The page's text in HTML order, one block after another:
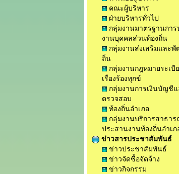
คณะผู้บริหาร
ฝ่ายบริหารทั่วไป
กลุ่มงานมาตรฐานการ
งานบุคคลส่วนท้องถิ่น
กลุ่มงานส่งเสริมและ
ถิ่น
กลุ่มงานกฎหมายระเบี
เรื่องร้องทุกข์
กลุ่มงานการเงินบัญชี
ตรวจสอบ
ท้องถิ่นอำเภอ
กลุ่มงานบริการสาธา
ประสานงานท้องถิ่นอำเภ
ข่าวสารประชาสัมพันธ์
ข่าวประชาสัมพันธ์
ข่าวจัดซื้อจัดจ้าง
ข่าวกิจกรรม